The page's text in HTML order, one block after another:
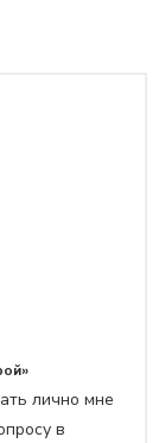
лично мне
в